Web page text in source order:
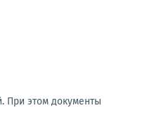
При этом документы